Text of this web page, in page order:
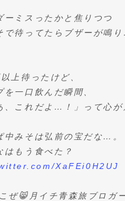
ーミスったかと焦りつつ
で待ってたらブザーが鳴
上待ったけど、
を一口飲んだ瞬間、
、これだよ…！」って心
中みそは弘前の宝だな…。
はもう食べた？
XaFEi0H2UJ
ぜ😸月イチ青森旅ブロガ